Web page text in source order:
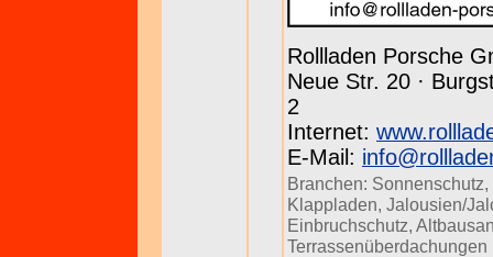
Rollladen Porsche
Neue Str. 20 ·
2
Internet:
E-Mail:
Branchen: Sonnenschutz,
Klappladen, Jalousien/
Einbruchschutz,
Terrassenüberdachungen